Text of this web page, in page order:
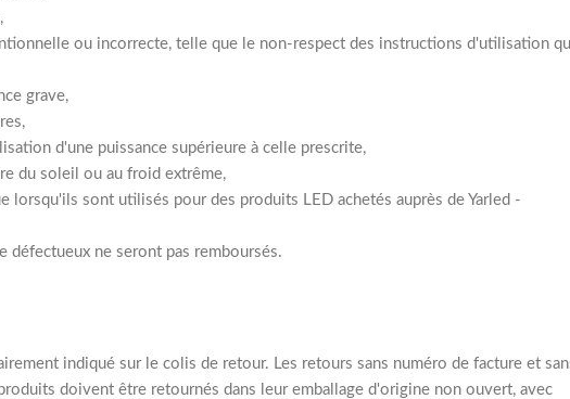
ou incorrecte, telle que le non-respect des instructions d'utilisation
grave,
d'une puissance supérieure à celle prescrite,
du soleil ou au froid extrême,
lorsqu'ils sont utilisés pour des produits LED achetés auprès de Yarled -
défectueux ne seront pas remboursés.
indiqué sur le colis de retour. Les retours sans numéro de facture et
doivent être retournés dans leur emballage d'origine non ouvert, avec